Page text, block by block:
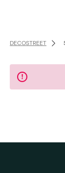
DECOSTREET